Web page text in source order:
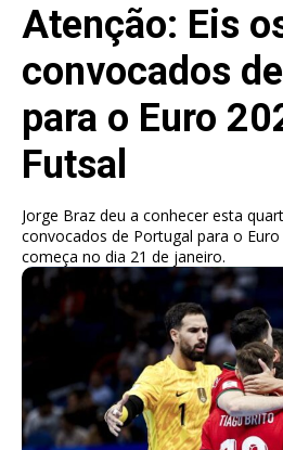
Atenção: Eis
convocados
para o Euro
Futsal
Jorge Braz deu a conhecer esta
convocados de Portugal para o
começa no dia 21 de janeiro.